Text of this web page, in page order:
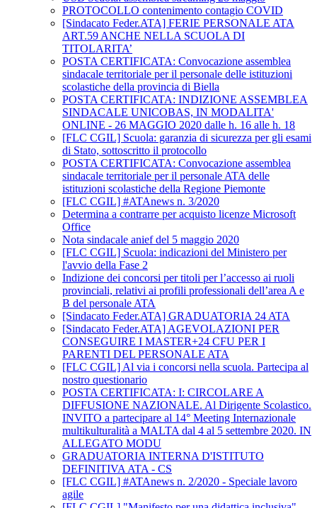
PROTOCOLLO contenimento contagio COVID
[Sindacato Feder.ATA] FERIE PERSONALE ATA
ART.59 ANCHE NELLA SCUOLA DI
TITOLARITA’
POSTA CERTIFICATA: Convocazione assemblea
sindacale territoriale per il personale delle istituzioni
scolastiche della provincia di Biella
POSTA CERTIFICATA: INDIZIONE ASSEMBLEA
SINDACALE UNICOBAS, IN MODALITA'
ONLINE - 26 MAGGIO 2020 dalle h. 16 alle h. 18
[FLC CGIL] Scuola: garanzia di sicurezza per gli esami
di Stato, sottoscritto il protocollo
POSTA CERTIFICATA: Convocazione assemblea
sindacale territoriale per il personale ATA delle
istituzioni scolastiche della Regione Piemonte
[FLC CGIL] #ATAnews n. 3/2020
Determina a contrarre per acquisto licenze Microsoft
Office
Nota sindacale anief del 5 maggio 2020
[FLC CGIL] Scuola: indicazioni del Ministero per
l'avvio della Fase 2
Indizione dei concorsi per titoli per l’accesso ai ruoli
provinciali, relativi ai profili professionali dell’area A e
B del personale ATA
[Sindacato Feder.ATA] GRADUATORIA 24 ATA
[Sindacato Feder.ATA] AGEVOLAZIONI PER
CONSEGUIRE I MASTER+24 CFU PER I
PARENTI DEL PERSONALE ATA
[FLC CGIL] Al via i concorsi nella scuola. Partecipa al
nostro questionario
POSTA CERTIFICATA: I: CIRCOLARE A
DIFFUSIONE NAZIONALE. Al Dirigente Scolastico.
INVITO a partecipare al 14° Meeting Internazionale
multikulturalità a MALTA dal 4 al 5 settembre 2020. IN
ALLEGATO MODU
GRADUATORIA INTERNA D'ISTITUTO
DEFINITIVA ATA - CS
[FLC CGIL] #ATAnews n. 2/2020 - Speciale lavoro
agile